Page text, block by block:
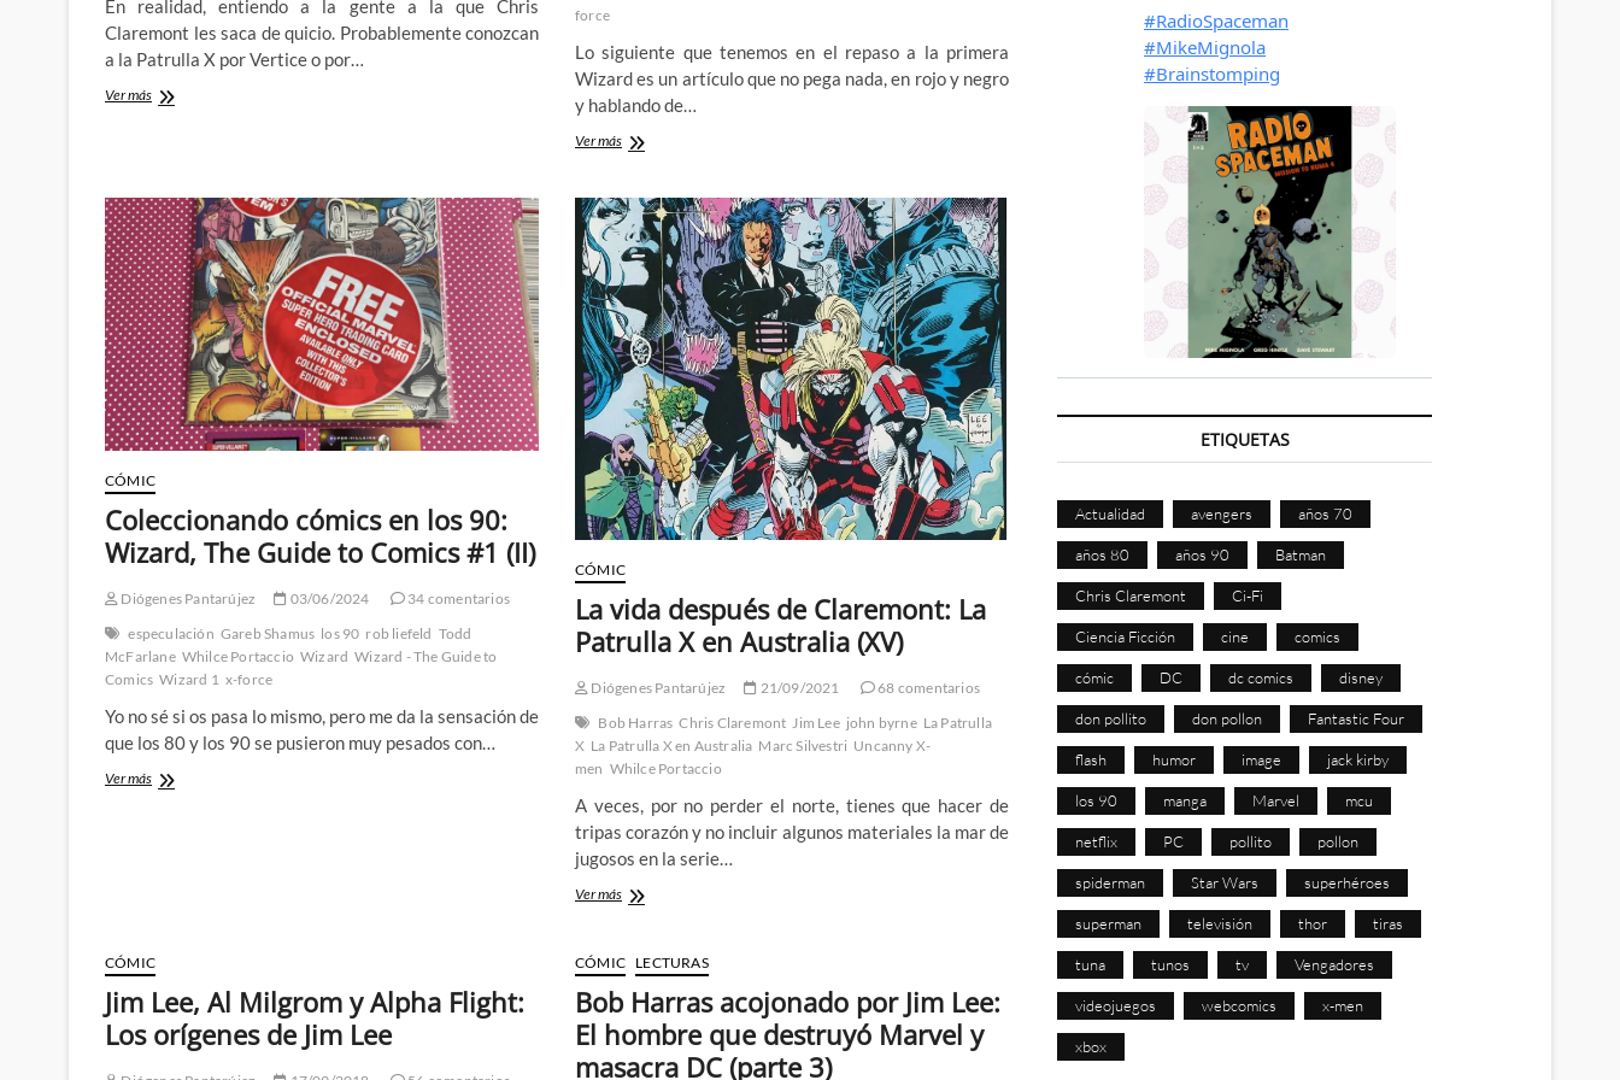
En realidad, entiendo a la gente a la que Chris
Claremont les saca de quicio. Probablemente conozcan
a la Patrulla X por Vertice o por…
Ver másClaremont
la
Patrulla
X:
Wizard,
The
Guide
to
Comics
#2
(II)
force
Lo siguiente que tenemos en el repaso a la primera
Wizard es un artículo que no pega nada, en rojo y negro
y hablando de…
Ver másLo
de
agosto
del
91:
Wizard,
The
Guide
to
Comics
#1
(III)
CÓMIC
Coleccionando cómics en los 90:
Wizard, The Guide to Comics #1 (II)
Diógenes Pantarújez 03/06/2024
34 comentarios
especulación Gareb Shamus los 90 rob liefeld Todd
McFarlane Whilce Portaccio Wizard Wizard - The Guide to
Comics Wizard 1 x-force
Yo no sé si os pasa lo mismo, pero me da la sensación de
que los 80 y los 90 se pusieron muy pesados con…
Ver másColeccionando
Comics
#1
(II)
CÓMIC
La vida después de Claremont: La
Patrulla X en Australia (XV)
Diógenes Pantarújez 21/09/2021
68 comentarios
Bob Harras Chris Claremont Jim Lee john byrne La Patrulla
X La Patrulla X en Australia Marc Silvestri Uncanny X-
men Whilce Portaccio
A veces, por no perder el norte, tienes que hacer de
tripas corazón y no incluir algunos materiales la mar de
jugosos en la serie…
Ver másLa
de
Claremont:
La
Patrulla
X
en
CÓMIC
Jim Lee, Al Milgrom y Alpha Flight:
Los orígenes de Jim Lee
CÓMIC LECTURAS
Bob Harras acojonado por Jim Lee:
El hombre que destruyó Marvel y
masacra DC (parte 3)
ETIQUETAS
Actualidad avengers años 70
años 80 años 90 Batman
Chris Claremont Ci-Fi
Ciencia Ficción cine comics
cómic DC dc comics disney
don pollito don pollon Fantastic Four
flash humor image jack kirby
los 90 manga Marvel mcu
netflix PC pollito pollon
spiderman Star Wars superhéroes
superman televisión thor tiras
tuna tunos tv Vengadores
videojuegos webcomics x-men
xbox